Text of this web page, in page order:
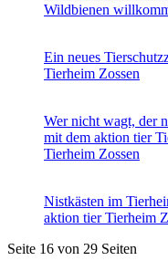
Wildbienen
Ein neues
Tierheim Zossen
Wer nicht wagt, der
mit dem aktion tier
Tierheim Zossen
Nistkästen im
aktion tier Tierheim
Seite 16 von 29 Seiten